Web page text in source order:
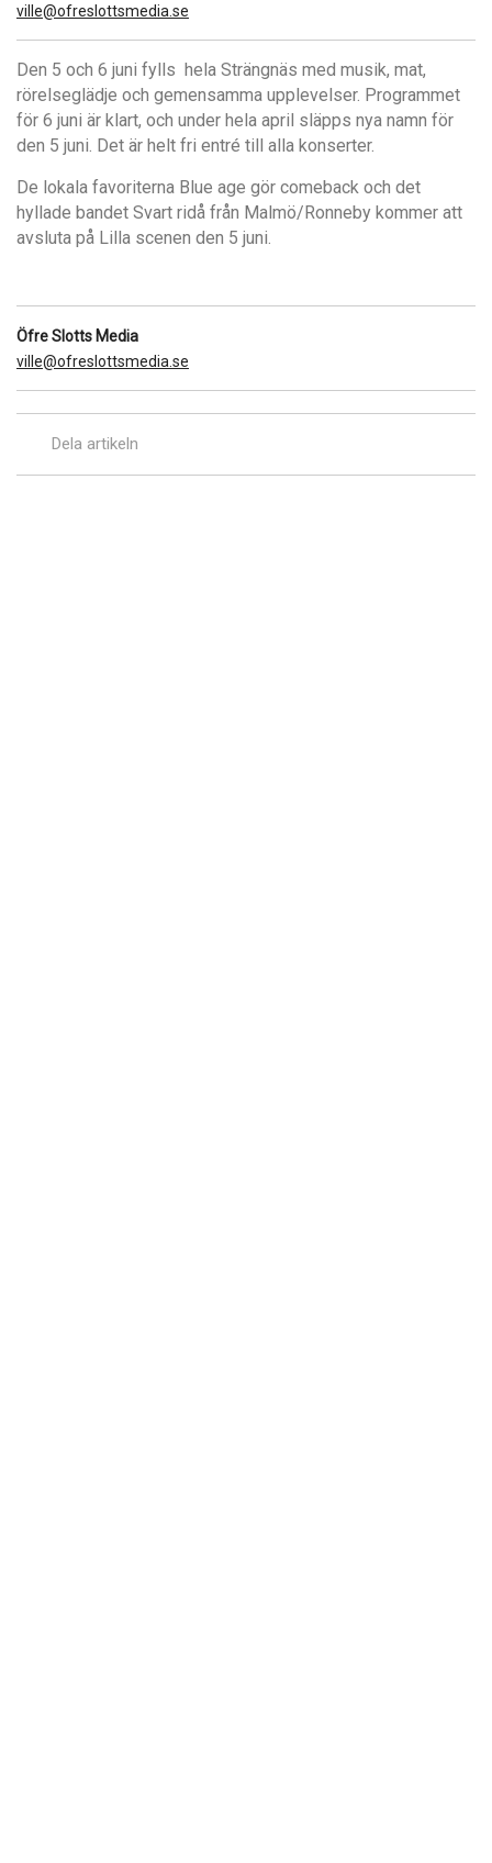
ville@ofreslottsmedia.se
Den 5 och 6 juni fylls hela Strängnäs med musik, mat,
rörelseglädje och gemensamma upplevelser. Programmet
för 6 juni är klart, och under hela april släpps nya namn för
den 5 juni. Det är helt fri entré till alla konserter.
De lokala favoriterna Blue age gör comeback och det
hyllade bandet Svart ridå från Malmö/Ronneby kommer att
avsluta på Lilla scenen den 5 juni.
Öfre Slotts Media
ville@ofreslottsmedia.se
Dela artikeln